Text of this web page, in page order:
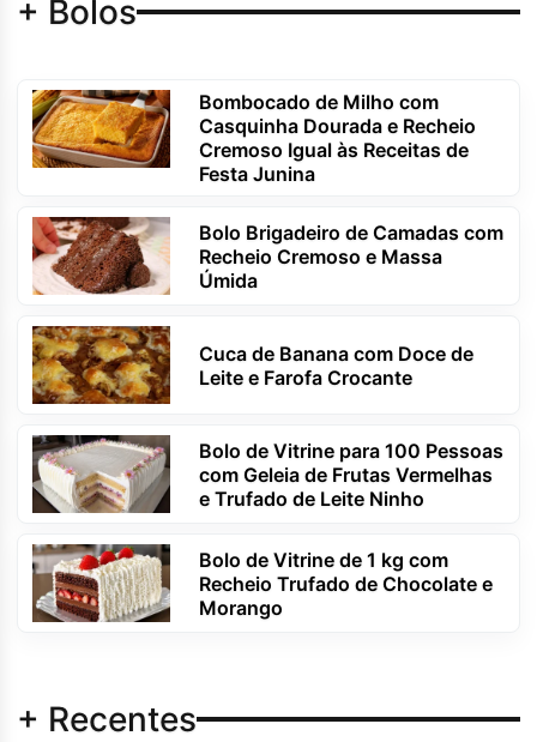
+ Bolos
Bombocado de Milho com
Casquinha Dourada e Recheio
Cremoso Igual às Receitas de
Festa Junina
Bolo Brigadeiro de Camadas com
Recheio Cremoso e Massa
Úmida
Cuca de Banana com Doce de
Leite e Farofa Crocante
Bolo de Vitrine para 100 Pessoas
com Geleia de Frutas Vermelhas
e Trufado de Leite Ninho
Bolo de Vitrine de 1 kg com
Recheio Trufado de Chocolate e
Morango
+ Recentes